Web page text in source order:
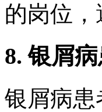
的岗位
8. 银屑
银屑病